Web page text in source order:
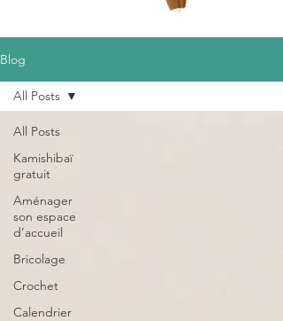
Blog
All Posts
Kamishibaï
gratuit
Aménager
son espace
d’accueil
Bricolage
Crochet
Calendrier
All Posts